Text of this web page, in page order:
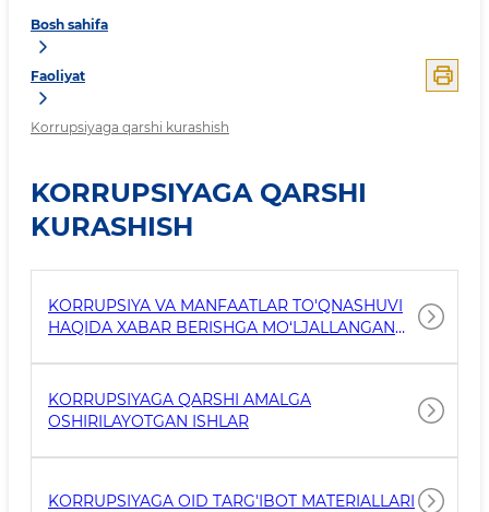
Bosh sahifa
Faoliyat
Korrupsiyaga qarshi kurashish
KORRUPSIYAGA QARSHI
KURASHISH
KORRUPSIYA VA MANFAATLAR TO'QNASHUVI
HAQIDA XABAR BERISHGA MO‘LJALLANGAN
KORRUPSIYAGA QARSHI AMALGA
OSHIRILAYOTGAN ISHLAR
KORRUPSIYAGA OID TARG'IBOT MATERIALLARI